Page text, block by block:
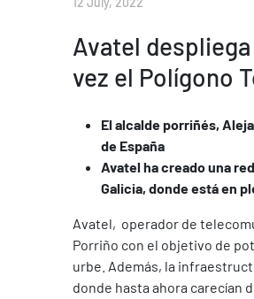
Avatel
vez el Polígono
El alcalde porriñés,
de España
Avatel ha creado una
Galicia, donde está en
Avatel, operador de
Porriño con el objetivo de
urbe. Además, la
donde hasta ahora carecían